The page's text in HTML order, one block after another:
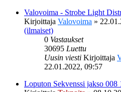
Valovoima - Strobe Light
Kirjoittaja Valovoima »
(ilmaiset)
0 Vastaukset
30695 Luettu
Uusin viesti Kirjoittaja
22.01.2022, 09:57
Loputon Sekvenssi jakso